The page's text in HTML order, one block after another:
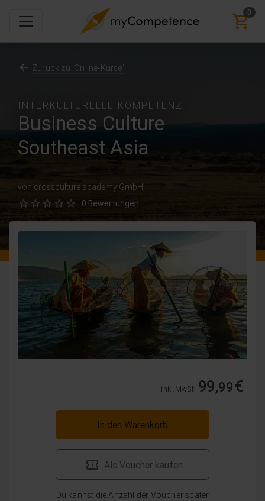
0
INTERKULTURELLE KOMPETENZ
Business Culture
Southeast Asia
von crossculture academy GmbH
0 Bewertungen
Zurück zu 'Online-Kurse'
inkl. MwSt. 99,99€
In den Warenkorb
Als Voucher kaufen
Du kannst die Anzahl der Voucher später